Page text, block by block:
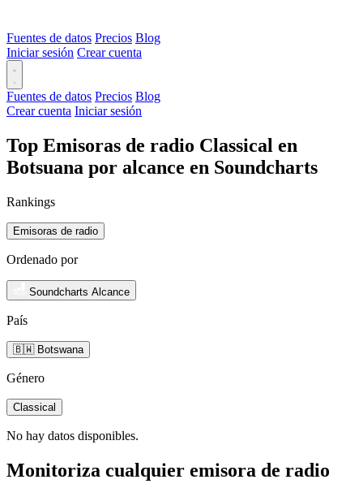
Fuentes de datos Precios Blog
Iniciar sesión Crear cuenta
Fuentes de datos Precios Blog
Crear cuenta Iniciar sesión
Top Emisoras de radio Classical en
Botsuana por alcance en Soundcharts
Rankings
Emisoras de radio
Ordenado por
Soundcharts Alcance
País
🇧🇼 Botswana
Género
Classical
No hay datos disponibles.
Monitoriza cualquier emisora de radio